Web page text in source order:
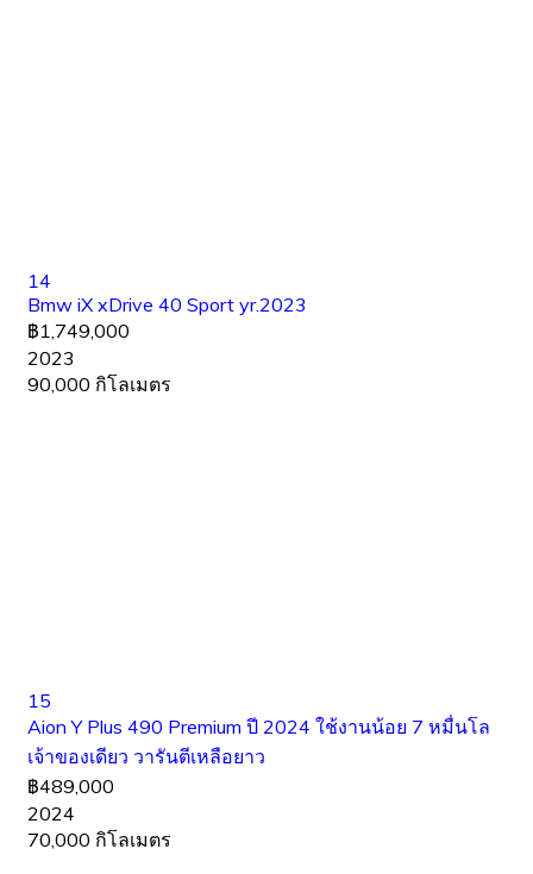
14
Bmw iX xDrive 40 Sport yr.2023
฿1,749,000
2023
90,000 กิโลเมตร
15
Aion Y Plus 490 Premium ปี 2024 ใช้งานน้อย 7 หมื่นโล
เจ้าของเดียว วารันตีเหลือยาว
฿489,000
2024
70,000 กิโลเมตร